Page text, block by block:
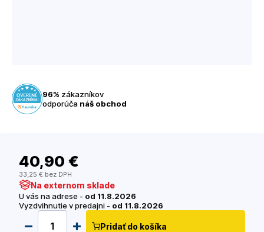
96% zákazníkov
odporúča náš obchod
40,90 €
33,25 € bez DPH
Na externom sklade
U vás na adrese - od 11.8.2026
Vyzdvihnutie v predajni - od 11.8.2026
Pridať do košíka